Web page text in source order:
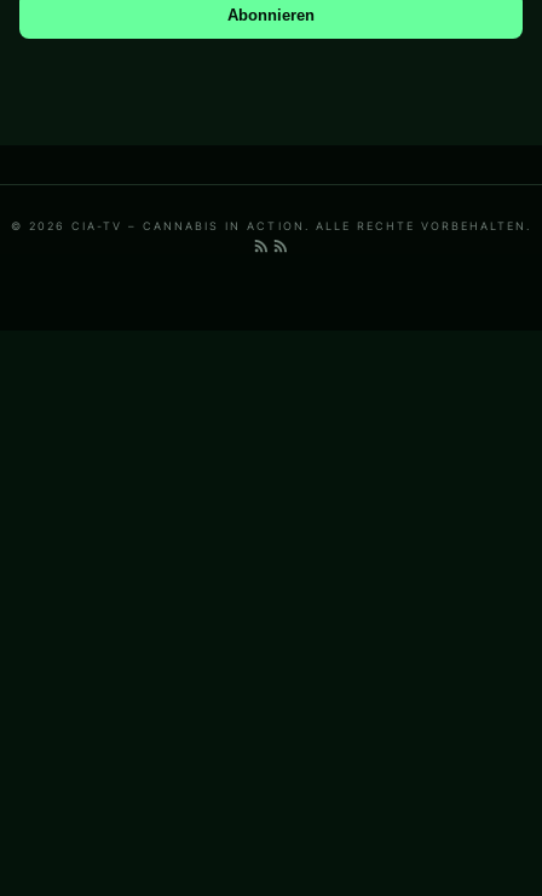
Abonnieren
© 2026 CIA-TV – CANNABIS IN ACTION. ALLE RECHTE VORBEHALTEN.